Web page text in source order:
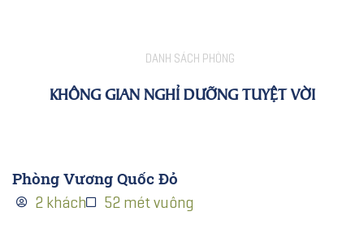
DANH SÁCH PHÒNG
KHÔNG GIAN NGHỈ DƯỠNG TUYỆT VỜI
Phòng Vương Quốc Đỏ
2 khách
52 mét vuông